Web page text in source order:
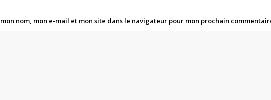
nom, mon e-mail et mon site dans le navigateur pour mon prochain